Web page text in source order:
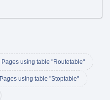
Pages using table "Routetable"
Pages using table "Stoptable"